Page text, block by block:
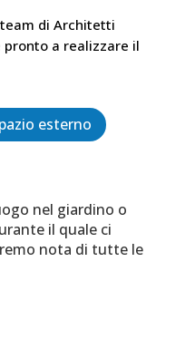
di Architetti
pronto a realizzare il
esterno
nel giardino o
il quale ci
nota di tutte le